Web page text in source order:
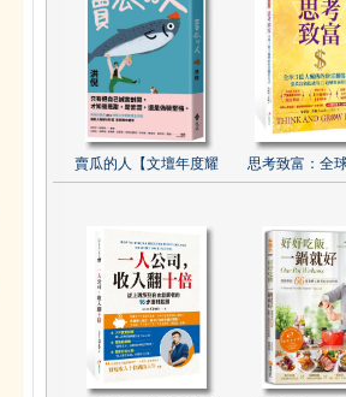
賣瓜的人【文壇年度耀 思考致富：全